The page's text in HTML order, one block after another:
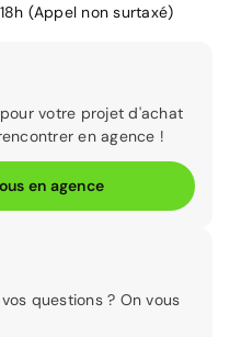
(Appel non surtaxé)
votre projet d'achat
en agence !
en agence
questions ? On vous